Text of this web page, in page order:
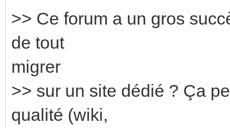
>> Ce forum a un gros
de tout
migrer
>> sur un site dédié ? Ça
qualité (wiki,